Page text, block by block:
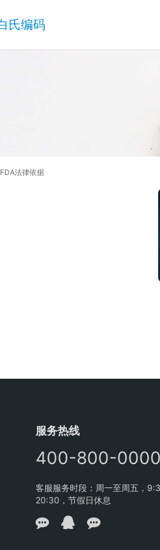
FDA法律依据
服务热线
400-800-0000
客服服务时段：周一至周五，
20:30，节假日休息